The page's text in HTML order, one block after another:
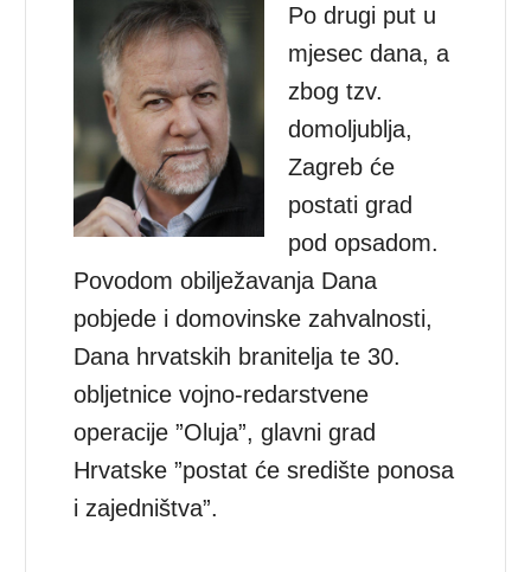
Po drugi put u
mjesec dana, a
zbog tzv.
domoljublja,
Zagreb će
postati grad
pod opsadom.
Povodom obilježavanja Dana
pobjede i domovinske zahvalnosti,
Dana hrvatskih branitelja te 30.
obljetnice vojno-redarstvene
operacije ”Oluja”, glavni grad
Hrvatske ”postat će središte ponosa
i zajedništva”.